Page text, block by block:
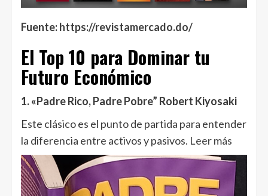
Fuente:https://revistamercado.do/
El Top 10 para Dominar tu
Futuro Económico
1. «Padre Rico, Padre Pobre” Robert Kiyosaki
Este clásico es el punto de partida para entender
la diferencia entre activos y pasivos. Leer más